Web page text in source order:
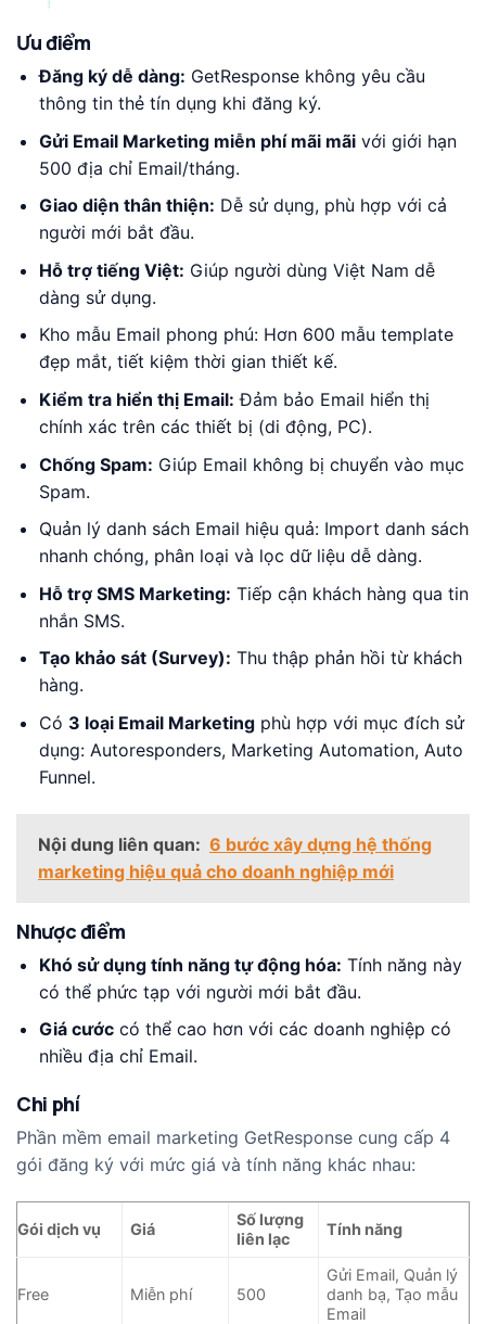
Ưu điểm
Đăng ký dễ dàng: GetResponse không yêu cầu
thông tin thẻ tín dụng khi đăng ký.
Gửi Email Marketing miễn phí mãi mãivới giới hạn
500 địa chỉ Email/tháng.
Giao diện thân thiện: Dễ sử dụng, phù hợp với cả
người mới bắt đầu.
Hỗ trợ tiếng Việt: Giúp người dùng Việt Nam dễ
dàng sử dụng.
Kho mẫu Email phong phú: Hơn 600 mẫu template
đẹp mắt, tiết kiệm thời gian thiết kế.
Kiểm tra hiển thị Email: Đảm bảo Email hiển thị
chính xác trên các thiết bị (di động, PC).
Chống Spam: Giúp Email không bị chuyển vào mục
Spam.
Quản lý danh sách Email hiệu quả: Import danh sách
nhanh chóng, phân loại và lọc dữ liệu dễ dàng.
Hỗ trợ SMS Marketing: Tiếp cận khách hàng qua tin
nhắn SMS.
Tạo khảo sát (Survey): Thu thập phản hồi từ khách
hàng.
Có 3 loại Email Marketingphù hợp với mục đích sử
dụng: Autoresponders, Marketing Automation, Auto
Funnel.
Nội dung liên quan: 6 bước xây dựng hệ thống
marketing hiệu quả cho doanh nghiệp mới
Nhược điểm
Khó sử dụng tính năng tự động hóa: Tính năng này
có thể phức tạp với người mới bắt đầu.
Giá cướccó thể cao hơn với các doanh nghiệp có
nhiều địa chỉ Email.
Chi phí
Phần mềm email marketing GetResponse cung cấp 4
gói đăng ký với mức giá và tính năng khác nhau:
Gói dịch vụ Giá
Số lượng
liên lạc
Tính năng
Free Miễn phí 500
Gửi Email, Quản lý
danh bạ, Tạo mẫu
Email